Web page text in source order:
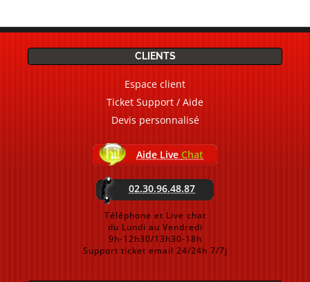
CLIENTS
Espace client
Ticket Support / Aide
Devis personnalisé
Aide Live Chat
02.30.96.48.87
Téléphone et Live chat
du Lundi au Vendredi
9h-12h30/13h30-18h
Support ticket email 24/24h 7/7j